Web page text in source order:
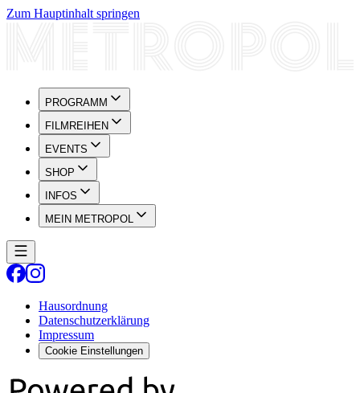
Zum Hauptinhalt springen
PROGRAMM
FILMREIHEN
EVENTS
SHOP
INFOS
MEIN METROPOL
Hausordnung
Datenschutzerklärung
Impressum
Cookie Einstellungen